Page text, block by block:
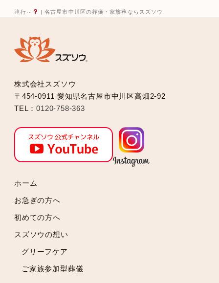
滝行～ | 名古屋市中川区の葬儀・家族葬ならスズソウ
2025年8月
2025年6月
2025年5月
2025年2月
2024年12月
2024年9月
2024年8月
2024年7月
2024年5月
2024年4月
2024年2月
2024年1月
2023年12月
2023年10月
株式会社スズソウ
〒454-0911 愛知県名古屋市中川区高畑2-92
TEL：0120-758-363
ホーム
お急ぎの方へ
初めての方へ
スズソウの想い
グリーフケア
ご家族参加型葬儀